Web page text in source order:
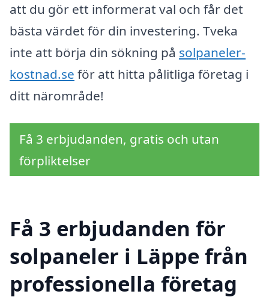
att du gör ett informerat val och får det
bästa värdet för din investering. Tveka
inte att börja din sökning på solpaneler-
kostnad.se för att hitta pålitliga företag i
ditt närområde!
Få 3 erbjudanden, gratis och utan
förpliktelser
Få 3 erbjudanden för
solpaneler i Läppe från
professionella företag